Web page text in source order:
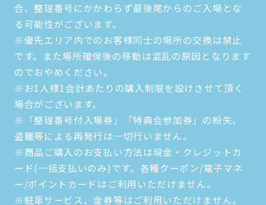
合、整理番号にかかわらず最後尾からのご入場とな
る可能性がございます。
※優先エリア内でのお客様同士の場所の交換は禁止
です。また場所確保後の移動は混乱の原因となります
のでおやめください。
※お1人様1会計あたりの購入制限を設けさせて頂く
場合がございます。
※「整理番号付入場券」「特典会参加券」の紛失、
盗難等による再発行は一切行いません。
※商品ご購入のお支払い方法は現金・クレジットカ
ード(一括支払いのみ)です。各種クーポン/電子マネ
ー/ポイントカードはご利用いただけません。
※駐車サービス、金券等はご利用いただけません。